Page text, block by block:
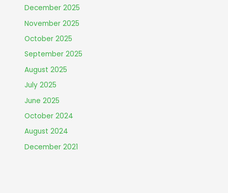
December 2025
November 2025
October 2025
September 2025
August 2025
July 2025
June 2025
October 2024
August 2024
December 2021